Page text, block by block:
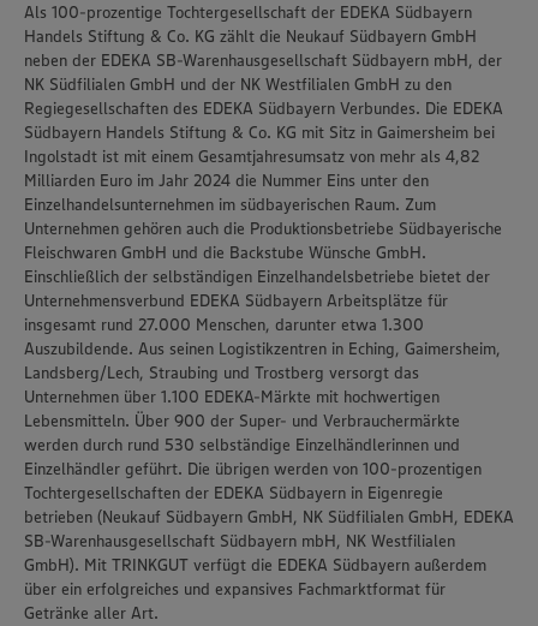
Als 100-prozentige Tochtergesellschaft der EDEKA Südbayern
Handels Stiftung & Co. KG zählt die Neukauf Südbayern GmbH
neben der EDEKA SB-Warenhausgesellschaft Südbayern mbH, der
NK Südfilialen GmbH und der NK Westfilialen GmbH zu den
Regiegesellschaften des EDEKA Südbayern Verbundes. Die EDEKA
Südbayern Handels Stiftung & Co. KG mit Sitz in Gaimersheim bei
Ingolstadt ist mit einem Gesamtjahresumsatz von mehr als 4,82
Milliarden Euro im Jahr 2024 die Nummer Eins unter den
Einzelhandelsunternehmen im südbayerischen Raum. Zum
Unternehmen gehören auch die Produktionsbetriebe Südbayerische
Fleischwaren GmbH und die Backstube Wünsche GmbH.
Einschließlich der selbständigen Einzelhandelsbetriebe bietet der
Unternehmensverbund EDEKA Südbayern Arbeitsplätze für
insgesamt rund 27.000 Menschen, darunter etwa 1.300
Auszubildende. Aus seinen Logistikzentren in Eching, Gaimersheim,
Landsberg/Lech, Straubing und Trostberg versorgt das
Unternehmen über 1.100 EDEKA-Märkte mit hochwertigen
Lebensmitteln. Über 900 der Super- und Verbrauchermärkte
werden durch rund 530 selbständige Einzelhändlerinnen und
Einzelhändler geführt. Die übrigen werden von 100-prozentigen
Tochtergesellschaften der EDEKA Südbayern in Eigenregie
betrieben (Neukauf Südbayern GmbH, NK Südfilialen GmbH, EDEKA
SB-Warenhausgesellschaft Südbayern mbH, NK Westfilialen
GmbH). Mit TRINKGUT verfügt die EDEKA Südbayern außerdem
über ein erfolgreiches und expansives Fachmarktformat für
Getränke aller Art.